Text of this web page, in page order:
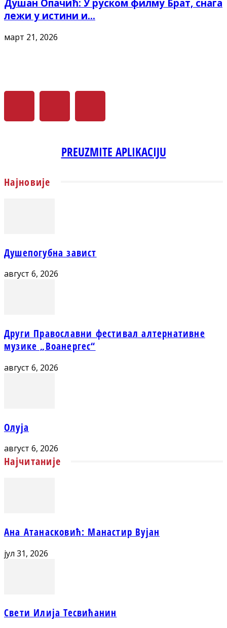
Душан Опачић: У руском филму Брат, снага
лежи у истини и...
март 21, 2026
PREUZMITE APLIKACIJU
Најновије
Душепогубна завист
август 6, 2026
Други Православни фестивал алтернативне
музике „Воанергес“
август 6, 2026
Олуја
август 6, 2026
Најчитаније
Ана Атанасковић: Манастир Вујан
јул 31, 2026
Свети Илија Тесвићанин